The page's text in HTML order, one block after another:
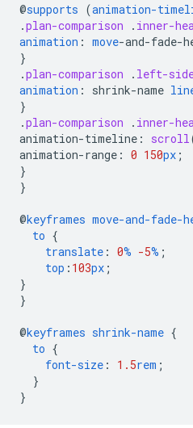
@supports (animation-
.plan-comparison . inner-
animation : move-and-fade-
}
.plan-comparison . left-
animation : shrink-name
}
.plan-comparison . inner-
animation-timeline : scroll
animation-range : 0 150px ;
}
}
@keyframes move-and-fade-
to {
translate : 0% -5% ;
top : 103px ;
}
}
@keyframes shrink-name {
to {
font-size : 1.5rem ;
}
}